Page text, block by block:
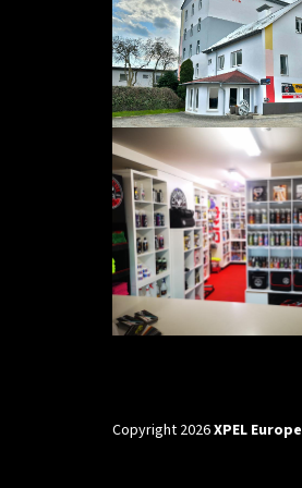
Copyright 2026XPEL Europe